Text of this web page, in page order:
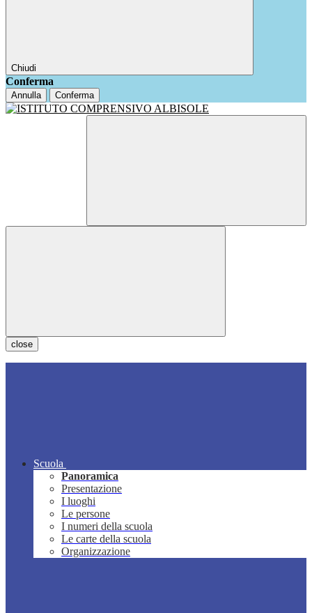
Chiudi
Conferma
Annulla Conferma
close
Scuola
Panoramica
Presentazione
I luoghi
Le persone
I numeri della scuola
Le carte della scuola
Organizzazione